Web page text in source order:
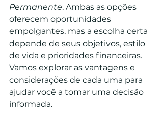
Permanente. Ambas as opções
oferecem oportunidades
empolgantes, mas a escolha certa
depende de seus objetivos, estilo
de vida e prioridades financeiras.
Vamos explorar as vantagens e
considerações de cada uma para
ajudar você a tomar uma decisão
informada.